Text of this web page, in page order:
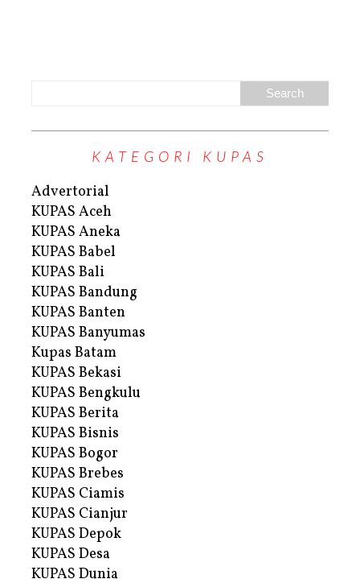
KATEGORI KUPAS
Advertorial
KUPAS Aceh
KUPAS Aneka
KUPAS Babel
KUPAS Bali
KUPAS Bandung
KUPAS Banten
KUPAS Banyumas
Kupas Batam
KUPAS Bekasi
KUPAS Bengkulu
KUPAS Berita
KUPAS Bisnis
KUPAS Bogor
KUPAS Brebes
KUPAS Ciamis
KUPAS Cianjur
KUPAS Depok
KUPAS Desa
KUPAS Dunia